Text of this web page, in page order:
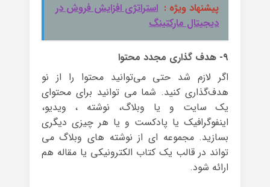
پیشنهاد ویژه : استراتژی افزایش فروش در
دیجیتال مارکتینگ
۹- هدف گذاری مجدد محتوا
اگر لازم شد حتی می‌توانید محتوا را از نو
هدف‌گذاری کنید. شما می توانید برای محتوای
یک سایت و یا وبلاگ، نوشته ، ویدیو،
اینفوگرافیک یا پادکست و یا هر چیزی دیگری
بسازید. مجموعه ای از نوشته های وبلاگ می
تواند در قالب یک کتاب الکترونیکی یا مقاله هم
ارائه شود.